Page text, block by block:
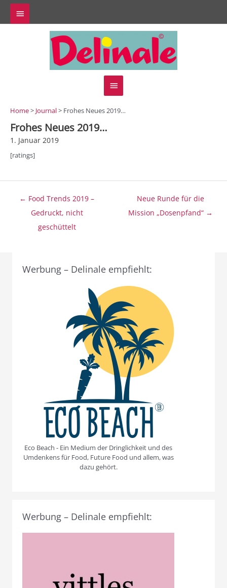
Zum
Inhalt
springen
Above
Hauptmenü
Home> Journal> Frohes Neues 2019…
Frohes Neues 2019…
1. Januar 2019
[ratings]
Beitragsnavigation
← Food Trends 2019 –
Gedruckt, nicht
geschüttelt
Neue Runde für die
Mission „Dosenpfand“ →
Werbung – Delinale empfiehlt:
Eco Beach - Ein Medium der Dringlichkeit und des
Umdenkens für Food, Future Food und allem, was
dazu gehört.
Werbung – Delinale empfiehlt: